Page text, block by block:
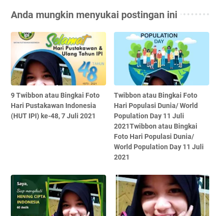
Anda mungkin menyukai postingan ini
9 Twibbon atau Bingkai Foto
Hari Pustakawan Indonesia
(HUT IPI) ke-48, 7 Juli 2021
Twibbon atau Bingkai Foto
Hari Populasi Dunia/ World
Population Day 11 Juli
2021Twibbon atau Bingkai
Foto Hari Populasi Dunia/
World Population Day 11 Juli
2021